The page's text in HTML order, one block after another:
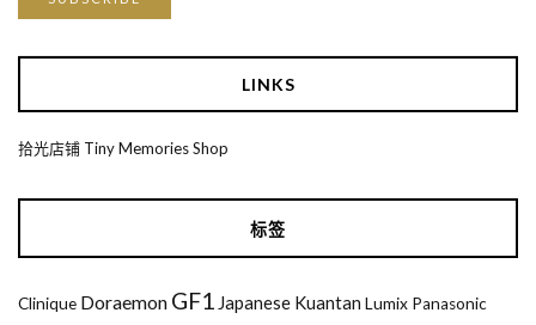
LINKS
拾光店铺 Tiny Memories Shop
标签
Clinique Doraemon GF1 Japanese Kuantan Lumix Panasonic